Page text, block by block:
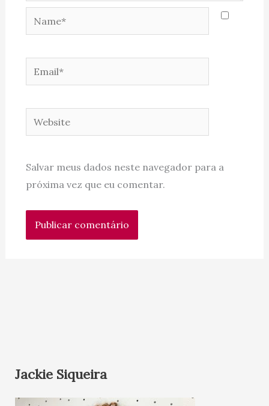
Name*
Email*
Website
Salvar meus dados neste navegador para a
próxima vez que eu comentar.
Jackie Siqueira